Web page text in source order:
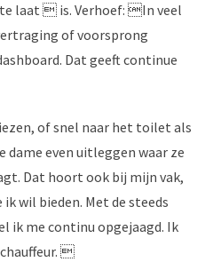
laat  is. Verhoef: In veel
of voorsprong
Dat geeft continue
of snel naar het toilet als
even uitleggen waar ze
Dat hoort ook bij mijn vak,
wil bieden. Met de steeds
ik me continu opgejaagd. Ik
